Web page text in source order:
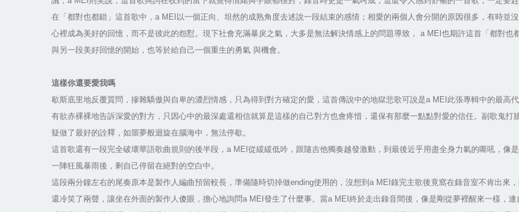
在「都對也都錯」這首歌中，a MEI以一個正向、坦然的成熟角度去述說一段結束的感情；相愛的兩個人會分開的原因很多，有時並
心裡成為美好的回憶，而不是彼此的怨懟。現下社會充滿暴戾之氣，大多是無法解決情感上的問題導致， a MEI也期許這首「都對
與另一段美好回憶的開始，也等於給自己一個重生的勇氣 與機會。
這樣你還要愛我嗎
歇斯底里地反覆質問，摻雜驕傲與自卑的濃烈情感，只為得到對方確定的愛，這首傳說中的地獄悲歌可說是a MEI此張專輯中的最高
有欲赤裸裸地告訴深愛的對方，只因心中的最深處還相信就算是這樣的自己對方也會疼惜，還保有那麼一點點對愛的信任。副歌鬼
疑做了最好的詮釋，如噩夢般迴旋在腦海中，無法停歇。
這首歌還有一段完全破壞華語歌曲規則的後半段，a MEI從緩緩低吟，跟隨吉他獨奏越發激動，到最後近乎用盡全身力氣的嘶吼，像
一陣狂風暴雨後，剩自己停留在絕對的空白中。
這段兩分鐘左右的尾奏原本是製作人編曲預留較長，準備隨時切掉做ending使用的，沒想到a MEI錄完主歌後竟窩在錄音室不肯出來
還冷笑了兩聲，讓坐在外面的製作人傻眼，擔心地詢問a MEI發生了什麼事。當a MEI終於走出錄音間後，像是剛從夢裡醒來一樣，